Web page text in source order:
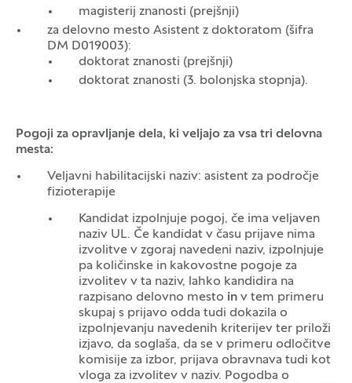
magisterij znanosti (prejšnji)
za delovno mesto Asistent z doktoratom (šifra
DM D019003):
doktorat znanosti (prejšnji)
doktorat znanosti (3. bolonjska stopnja).
Pogoji za opravljanje dela, ki veljajo za vsa tri delovna
mesta:
Veljavni habilitacijski naziv: asistent za področje
fizioterapije
Kandidat izpolnjuje pogoj, če ima veljaven
naziv UL. Če kandidat v času prijave nima
izvolitve v zgoraj navedeni naziv, izpolnjuje
pa količinske in kakovostne pogoje za
izvolitev v ta naziv, lahko kandidira na
razpisano delovno mesto in v tem primeru
skupaj s prijavo odda tudi dokazila o
izpolnjevanju navedenih kriterijev ter priloži
izjavo, da soglaša, da se v primeru odločitve
komisije za izbor, prijava obravnava tudi kot
vloga za izvolitev v naziv. Pogodba o